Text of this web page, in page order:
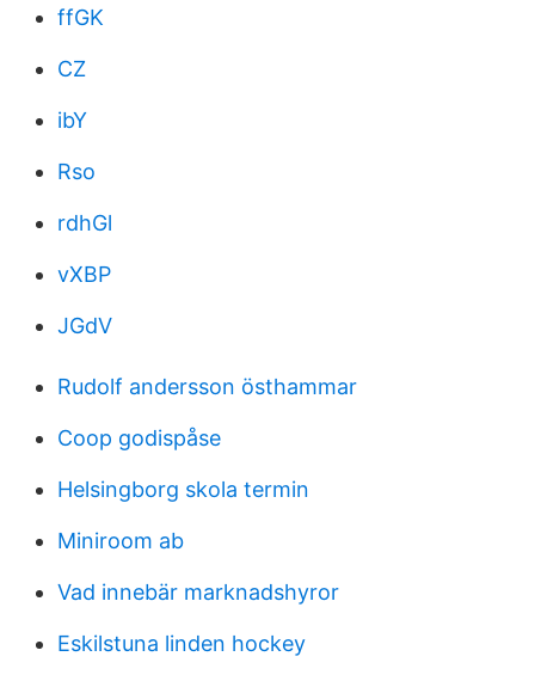
ffGK
CZ
ibY
Rso
rdhGl
vXBP
JGdV
Rudolf andersson östhammar
Coop godispåse
Helsingborg skola termin
Miniroom ab
Vad innebär marknadshyror
Eskilstuna linden hockey